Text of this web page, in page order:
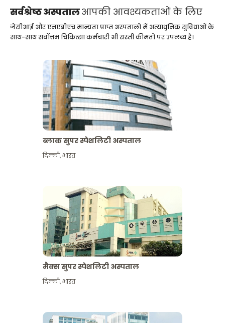
सर्वश्रेष्ठ अस्पतालआपकी आवश्यकताओं के लिए
जेसीआई और एनएबीएच मान्यता प्राप्त अस्पतालों में अत्याधुनिक सुविधाओं के
साथ-साथ सर्वोत्तम चिकित्सा कर्मचारी भी सस्ती कीमतों पर उपलब्ध हैं।
ब्लाक सुपर स्पेशलिटी अस्पताल
दिल्ली,भारत
मैक्स सुपर स्पेशलिटी अस्पताल
दिल्ली,भारत